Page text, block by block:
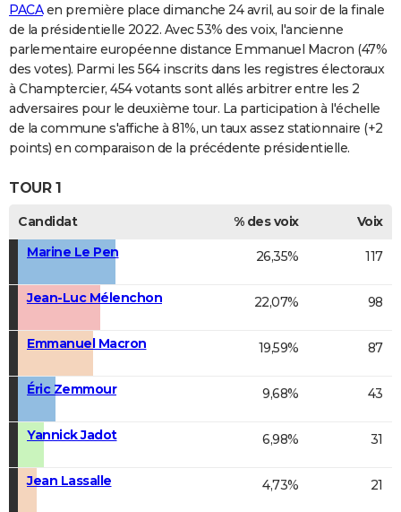
PACAen première place dimanche 24 avril, au soir de la finale
de la présidentielle 2022. Avec 53% des voix, l'ancienne
parlementaire européenne distance Emmanuel Macron (47%
des votes). Parmi les 564 inscrits dans les registres électoraux
à Champtercier, 454 votants sont allés arbitrer entre les 2
adversaires pour le deuxième tour. La participation à l'échelle
de la commune s'affiche à 81%, un taux assez stationnaire (+2
points) en comparaison de la précédente présidentielle.
TOUR 1
Candidat % des voix
Voix
Marine Le Pen
26,35% 117
Jean-Luc Mélenchon 22,07% 98
Emmanuel Macron 19,59% 87
Éric Zemmour 9,68% 43
Yannick Jadot 6,98% 31
Jean Lassalle 4,73% 21